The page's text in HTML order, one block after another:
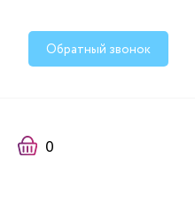
Обратный звонок
0